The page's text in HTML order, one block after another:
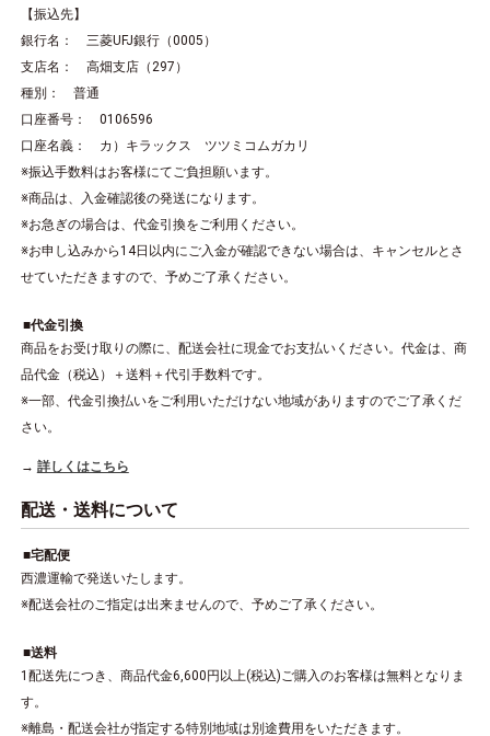
【振込先】
銀行名： 三菱UFJ銀行（0005）
支店名： 高畑支店（297）
種別： 普通
口座番号： 0106596
口座名義： カ）キラックス ツツミコムガカリ
※振込手数料はお客様にてご負担願います。
※商品は、入金確認後の発送になります。
※お急ぎの場合は、代金引換をご利用ください。
※お申し込みから14日以内にご入金が確認できない場合は、キャンセルとさ
せていただきますので、予めご了承ください。
代金引換
商品をお受け取りの際に、配送会社に現金でお支払いください。代金は、商
品代金（税込）＋送料＋代引手数料です。
※一部、代金引換払いをご利用いただけない地域がありますのでご了承くだ
さい。
詳しくはこちら
配送・送料について
宅配便
西濃運輸で発送いたします。
※配送会社のご指定は出来ませんので、予めご了承ください。
送料
1配送先につき、商品代金6,600円以上(税込)ご購入のお客様は無料となりま
す。
※離島・配送会社が指定する特別地域は別途費用をいただきます。